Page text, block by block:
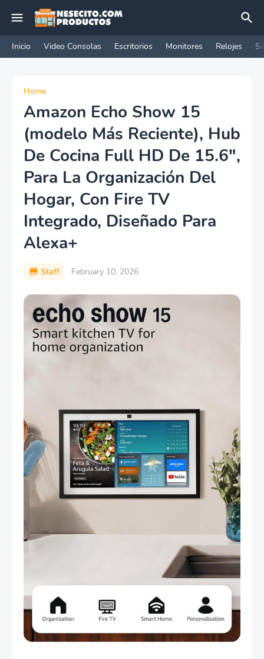
Inicio Video Consolas Escritorios Monitores Relojes
Home
Amazon Echo Show 15
(modelo Más Reciente), Hub
De Cocina Full HD De 15.6",
Para La Organización Del
Hogar, Con Fire TV
Integrado, Diseñado Para
Alexa+
Staff February 10, 2026